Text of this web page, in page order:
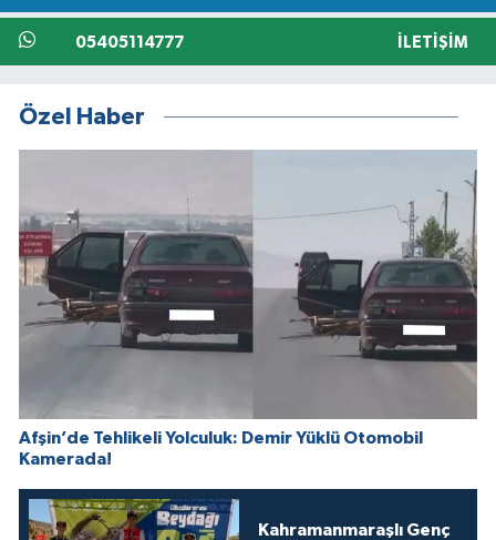
05405114777 İLETIŞIM
Özel Haber
Afşin’de Tehlikeli Yolculuk: Demir Yüklü Otomobil
Kamerada!
Kahramanmaraşlı Genç